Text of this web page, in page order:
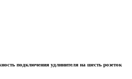
подключения удлинителя на шесть розеток